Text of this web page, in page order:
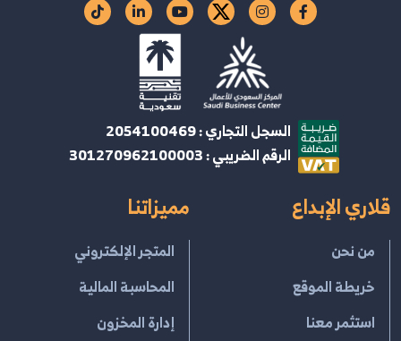
السجل التجاري : 2054100469
الرقم الضريبي : 301270962100003
قلاري الإبداع
من نحن
خريطة الموقع
استثمر معنا
مميزاتنا
المتجر الإلكتروني
المحاسبة المالية
إدارة المخزون